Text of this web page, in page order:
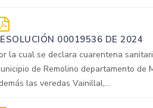
00019536 DE 2024
la cual se declara cuarentena
de Remolino departamento de
las veredas Vainillal,...